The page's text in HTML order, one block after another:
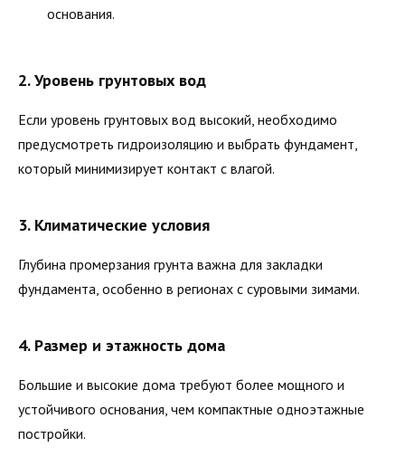
основания.
2.Уровень грунтовых вод
Если уровень грунтовых вод высокий, необходимо
предусмотреть гидроизоляцию и выбрать фундамент,
который минимизирует контакт с влагой.
3. Климатические условия
Глубина промерзания грунта важна для закладки
фундамента, особенно в регионах с суровыми зимами.
4. Размер и этажность дома
Большие и высокие дома требуют более мощного и
устойчивого основания, чем компактные одноэтажные
постройки.